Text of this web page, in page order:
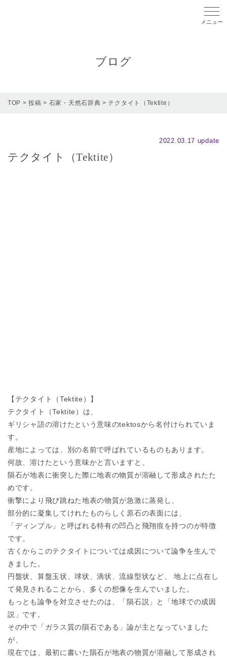
メニ
ブログ
TOP >投稿 > 石家・天然石辞典 > テクタイト（Tektite）
2022.03.17 update
テクタイト（Tektite）
【テクタイト（Tektite）】
テクタイト（Tektite）は、
ギリシャ語の溶けたという意味のtektosから名付けられていま
す。
産地によっては、別の名前で呼ばれているものもあります。
何故、溶けたという意味かと言いますと、
隕石が地表に衝突した際に地表の物質が溶融して形成されたた
めです。
衝撃により飛び跳ねた地表の物質が急激に蒸発し、
部分的に凝集してけれたものらしく原石の表面には、
「ディンプル」と呼ばれる特有の凹凸と飛翔痕を持つのが特徴
です。
古くからこのテクタイトについては成因について論争を生んで
きました。
円盤状、算盤玉状、球状、滴状、流線型状など、 地上に点在し
て発見されることから、多くの想像を生んでいました。
もっとも論争を対立させたのは、「隕石説」と「地球での成因
説」です。
その中で「ガラス質の隕石である」論が主となっていました
が、
現在では、最初に書いた隕石が地表の物質が溶融して形成され